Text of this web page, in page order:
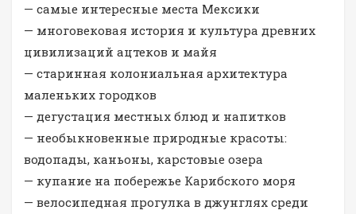
— самые интересные места Мексики
— многовековая история и культура древних
цивилизаций ацтеков и майя
— старинная колониальная архитектура
маленьких городков
— дегустация местных блюд и напитков
— необыкновенные природные красоты:
водопады, каньоны, карстовые озера
— купание на побережье Карибского моря
— велосипедная прогулка в джунглях среди